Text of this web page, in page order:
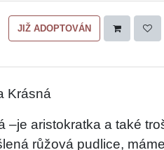
JIŽ ADOPTOVÁN
Krásná
–je aristokratka a také
růžová pudlice,